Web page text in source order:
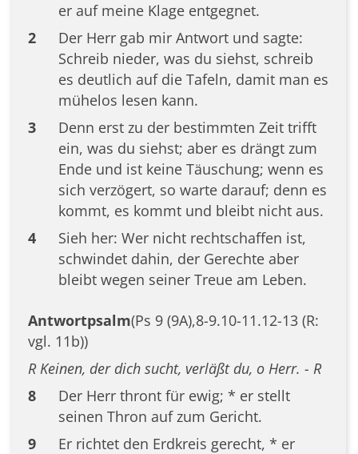
er auf meine Klage entgegnet.
2
Der Herr gab mir Antwort und sagte:
Schreib nieder, was du siehst, schreib
es deutlich auf die Tafeln, damit man es
mühelos lesen kann.
3
Denn erst zu der bestimmten Zeit trifft
ein, was du siehst; aber es drängt zum
Ende und ist keine Täuschung; wenn es
sich verzögert, so warte darauf; denn es
kommt, es kommt und bleibt nicht aus.
4
Sieh her: Wer nicht rechtschaffen ist,
schwindet dahin, der Gerechte aber
bleibt wegen seiner Treue am Leben.
Antwortpsalm(Ps 9 (9A),8-9.10-11.12-13 (R:
vgl. 11b))
R Keinen, der dich sucht, verläßt du, o Herr. - R
8
Der Herr thront für ewig; * er stellt
seinen Thron auf zum Gericht.
9
Er richtet den Erdkreis gerecht, * er